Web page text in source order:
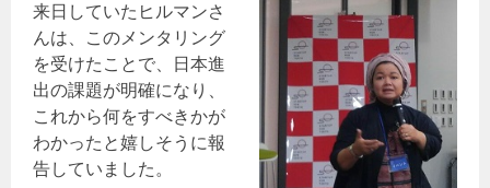
来日していたヒルマンさ
んは、このメンタリング
を受けたことで、日本進
出の課題が明確になり、
これから何をすべきかが
わかったと嬉しそうに報
告していました。